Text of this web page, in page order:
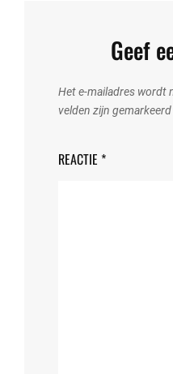
Geef
Het e-mailadres wordt
velden zijn
REACTIE *